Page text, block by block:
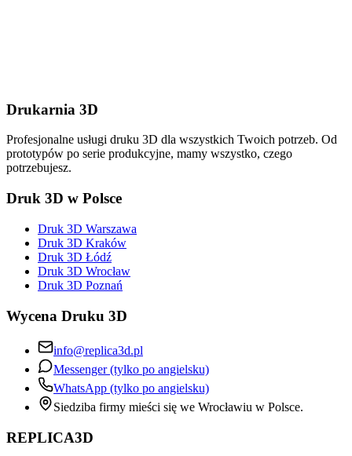
Drukarnia 3D
Profesjonalne usługi druku 3D dla wszystkich Twoich potrzeb. Od
prototypów po serie produkcyjne, mamy wszystko, czego
potrzebujesz.
Druk 3D w Polsce
Druk 3D Warszawa
Druk 3D Kraków
Druk 3D Łódź
Druk 3D Wrocław
Druk 3D Poznań
Wycena Druku 3D
info@replica3d.pl
Messenger (tylko po angielsku)
WhatsApp (tylko po angielsku)
Siedziba firmy mieści się we Wrocławiu w Polsce.
REPLICA3D